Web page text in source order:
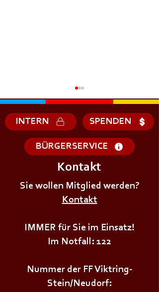
INTERN SPENDEN
BÜRGERSERVICE
Kontakt
Sie wollen Mitglied werden?
Kontakt
IMMER für Sie im Einsatz!
Im Notfall: 122
Nummer der FF Viktring-
Stein/Neudorf: